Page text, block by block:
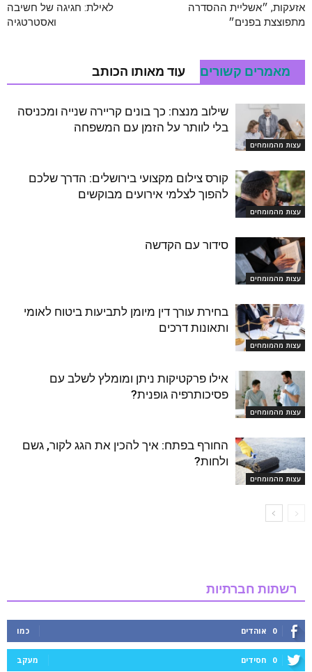
אזעקות, ״אשליית ההסדרה
מתפוצצת בפנים״
לאילת: חגיגה של חשיבה
ואסטרטגיה
מאמרים קשורים עוד מאותו הכותב
עצות מהמומחים
שילוב מנצח: כך בונים קריירה שנייה ומכניסה
בלי לוותר על הזמן עם המשפחה
עצות מהמומחים
קורס צילום מקצועי בירושלים: הדרך שלכם
להפוך לצלמי אירועים מבוקשים
עצות מהמומחים
סידור עם הקדשה
עצות מהמומחים
בחירת עורך דין מיומן לתביעות ביטוח לאומי
ותאונות דרכים
עצות מהמומחים
אילו פרקטיקות ניתן ומומלץ לשלב עם
פסיכותרפיה גופנית?
עצות מהמומחים
החורף בפתח: איך להכין את הגג לקור, גשם
ולחות?
רשתות חברתיות
0 אוהדים כמו
0 חסידים מעקב